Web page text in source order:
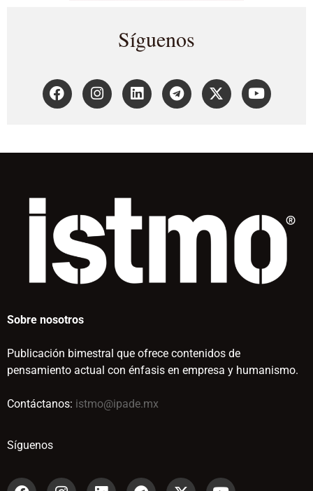
Síguenos
Sobre nosotros
Publicación bimestral que ofrece contenidos de
pensamiento actual con énfasis en empresa y humanismo.
Contáctanos: istmo@ipade.mx
Síguenos